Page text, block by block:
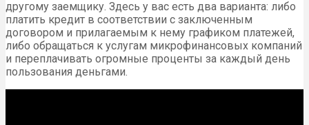
другому заемщику. Здесь у вас есть два варианта: либо
платить кредит в соответствии с заключенным
договором и прилагаемым к нему графиком платежей,
либо обращаться к услугам микрофинансовых компаний
и переплачивать огромные проценты за каждый день
пользования деньгами.